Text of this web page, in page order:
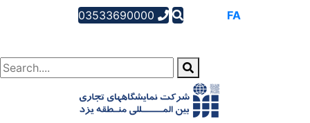
03533690000 FA